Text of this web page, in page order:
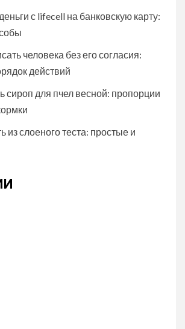
с lifecell на банковскую карту:
человека без его согласия:
действий
сироп для пчел весной: пропорции
из слоеного теста: простые и